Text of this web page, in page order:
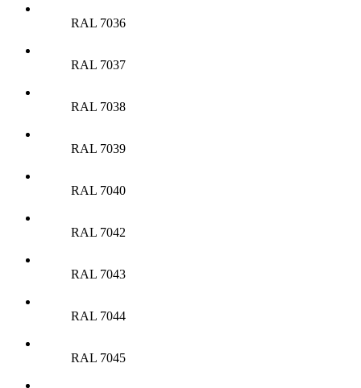
RAL 7036
RAL 7037
RAL 7038
RAL 7039
RAL 7040
RAL 7042
RAL 7043
RAL 7044
RAL 7045